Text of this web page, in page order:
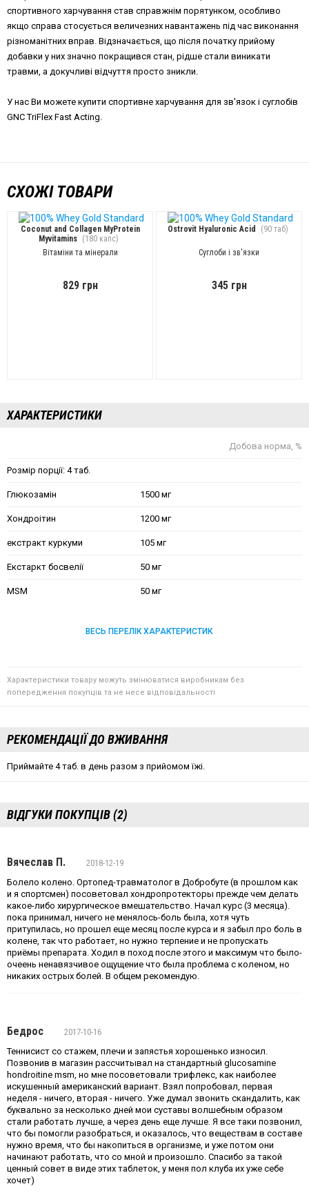
спортивного харчування став справжнім порятунком, особливо
якщо справа стосується величезних навантажень під час виконання
різноманітних вправ. Відзначається, що після початку прийому
добавки у них значно покращився стан, рідше стали виникати
травми, а докучливі відчуття просто зникли.
У нас Ви можете купити спортивне харчування для зв'язок і суглобів
GNC TriFlex Fast Acting.
СХОЖІ ТОВАРИ
Coconut and Collagen MyProtein
Myvitamins (180 капс)
Вітаміни та мінерали
829 грн
Ostrovit Hyaluronic Acid (90 таб)
Суглоби і зв'язки
345 грн
ХАРАКТЕРИСТИКИ
Добова норма, %
Розмір порції: 4 таб.
Глюкозамін 1500 мг
Хондроітин 1200 мг
екстракт куркуми 105 мг
Екстаркт босвелії 50 мг
MSM 50 мг
ВЕСЬ ПЕРЕЛІК ХАРАКТЕРИСТИК
Характеристики товару можуть змінюватися виробникам без
попередження покупців та не несе відповідальності
РЕКОМЕНДАЦІЇ ДО ВЖИВАННЯ
Приймайте 4 таб. в день разом з прийомом їжі.
ВІДГУКИ ПОКУПЦІВ (2)
Вячеслав П.
2018-12-19
Болело колено. Ортопед-травматолог в Добробуте (в прошлом как
и я спортсмен) посоветовал хондропротекторы прежде чем делать
какое-либо хирургическое вмешательство. Начал курс (3 месяца).
пока принимал, ничего не менялось-боль была, хотя чуть
притупилась, но прошел еще месяц после курса и я забыл про боль в
колене, так что работает, но нужно терпение и не пропускать
приёмы препарата. Ходил в поход после этого и максимум что было-
очеень ненавязчивое ощущение что была проблема с коленом, но
никаких острых болей. В общем рекомендую.
Бедрос
2017-10-16
Теннисист со стажем, плечи и запястья хорошенько износил.
Позвонив в магазин рассчитывал на стандартный glucosamine
hondroitine msm, но мне посоветовали трифлекс, как наиболее
искушенный американский вариант. Взял попробовал, первая
неделя - ничего, вторая - ничего. Уже думал звонить скандалить, как
буквально за несколько дней мои суставы волшебным образом
стали работать лучше, а через день еще лучше. Я все таки позвонил,
что бы помогли разобраться, и оказалось, что веществам в составе
нужно время, что бы накопиться в организме, и уже потом они
начинают работать, что со мной и произошло. Спасибо за такой
ценный совет в виде этих таблеток, у меня пол клуба их уже себе
хочет)